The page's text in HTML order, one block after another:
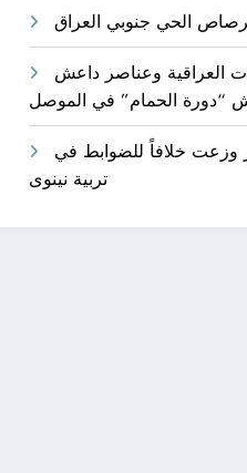
الحي جنوبي العراق
العراقية وعناصر داعش
“دورة الحمام” في الموصل
دينار وزعت خلافاً للضوابط في
تربية نينوى